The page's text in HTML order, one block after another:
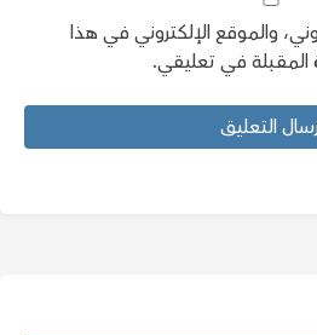
والموقع الإلكتروني في هذا
المقبلة في تعليقي.